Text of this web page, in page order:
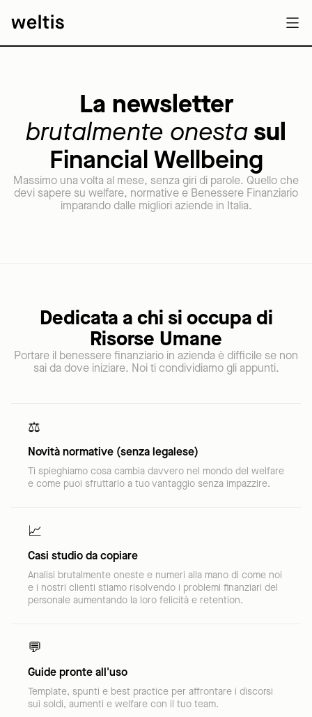
La newsletter
brutalmente onestasul
Financial Wellbeing
Massimo una volta al mese, senza giri di parole. Quello che
devi sapere su welfare, normative e Benessere Finanziario
imparando dalle migliori aziende in Italia.
Dedicata a chi si occupa di
Risorse Umane
Portare il benessere finanziario in azienda è difficile se non
sai da dove iniziare. Noi ti condividiamo gli appunti.
⚖️
Novità normative (senza legalese)
Ti spieghiamo cosa cambia davvero nel mondo del welfare
e come puoi sfruttarlo a tuo vantaggio senza impazzire.
📈
Casi studio da copiare
Analisi brutalmente oneste e numeri alla mano di come noi
e i nostri clienti stiamo risolvendo i problemi finanziari del
personale aumentando la loro felicità e retention.
💬
Guide pronte all'uso
Template, spunti e best practice per affrontare i discorsi
sui soldi, aumenti e welfare con il tuo team.